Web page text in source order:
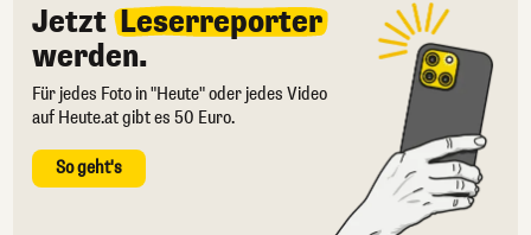
Jetzt Leserreporter
werden.
Für jedes Foto in "Heute" oder jedes Video
auf Heute.at gibt es 50 Euro.
So geht's